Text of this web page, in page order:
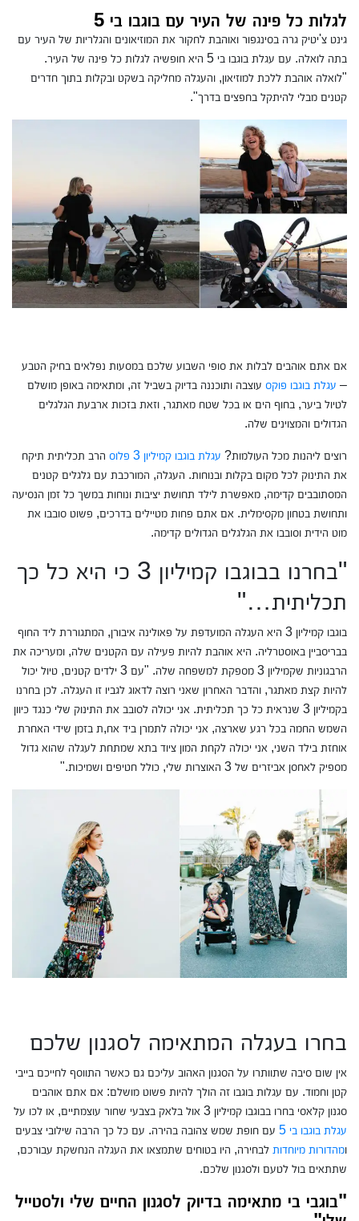
לגלות כל פינה של העיר עם בוגבו בי 5
גינט צ'יטיק גרה בסינגפור ואוהבת לחקור את המוזיאונים והגלריות של העיר עם
בתה לואלה. עם עגלת בוגבו בי 5 היא חופשיה לגלות כל פינה של העיר.
"לואלה אוהבת ללכת למוזיאון, והעגלה מחליקה בשקט ובקלות בתוך חדרים
קטנים מבלי להיתקל בחפצים בדרך".
אם אתם אוהבים לבלות את סופי השבוע שלכם במסעות נפלאים בחיק הטבע
– עגלת בוגבו פוקס עוצבה ותוכננה בדיוק בשביל זה, ומתאימה באופן מושלם
לטיול ביער, בחוף הים או בכל שטח מאתגר, וזאת בזכות ארבעת הגלגלים
הגדולים והמצוינים שלה.
רוצים ליהנות מכל העולמות? עגלת בוגבו קמיליון 3 פלוס
הרב תכליתית תיקח
את התינוק לכל מקום בקלות ובנוחות. העגלה, המורכבת עם גלגלים קטנים
המסתובבים קדימה, מאפשרת לילד תחושת יציבות ונוחות במשך כל זמן הנסיעה
ותחושת בטחון מקסימלית. אם אתם פחות מטיילים בדרכים, פשוט סובבו את
מוט הידית וסובבו את הגלגלים הגדולים קדימה.
"בחרנו בבוגבו קמיליון 3 כי היא כל כך
תכליתית…"
בוגבו קמיליון 3 היא העגלה המועדפת על פאולינה איבורן, המתגוררת ליד החוף
בבריסביין באוסטרליה. היא אוהבת להיות פעילה עם הקטנים שלה, ומעריכה את
הרבגוניות שקמיליון 3 מספקת למשפחה שלה. "עם 3 ילדים קטנים, טיול יכול
להיות קצת מאתגר, והדבר האחרון שאני רוצה לדאוג לגביו זו העגלה. לכן בחרנו
בקמיליון 3 שנראית כל כך תכליתית. אני יכולה לסובב את התינוק שלי כנגד כיוון
השמש החמה בכל רגע שארצה, אני יכולה לתמרן ביד אח,ת בזמן שידי האחרת
אוחזת בילד השני, אני יכולה לקחת המון ציוד בתא שמתחת לעגלה שהוא גדול
מספיק לאחסן אביזרים של 3 האוצרות שלי, כולל חטיפים ושמיכות."
בחרו בעגלה המתאימה לסגנון שלכם
אין שום סיבה שתוותרו על הסגנון האהוב עליכם גם כאשר התווסף לחייכם בייבי
קטן וחמוד. עם עגלות בוגבו זה הולך להיות פשוט מושלם: אם אתם אוהבים
סגנון קלאסי בחרו בבוגבו קמיליון 3 אול בלאק בצבעי שחור עוצמתיים, או לכו על
עגלת בוגבו בי 5
עם חופת שמש צהובה בהירה. עם כל כך הרבה שילובי צבעים
ומהדורות מיוחדות לבחירה, היו בטוחים שתמצאו את העגלה הנחשקת עבורכם,
שתתאים בול לטעם ולסגנון שלכם.
"בוגבי בי מתאימה בדיוק לסגנון החיים שלי ולסטייל